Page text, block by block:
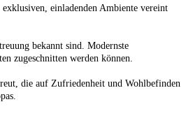
einladenden Ambiente vereint
bekannt sind. Modernste
zugeschnitten werden können.
die auf Zufriedenheit und Wohlbefinden